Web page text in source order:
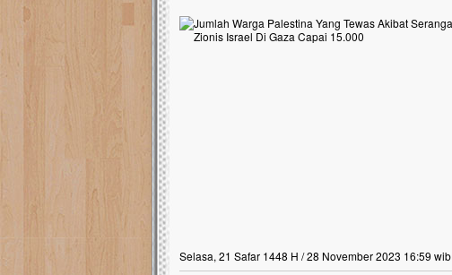
Selasa, 21 Safar 1448 H / 28 November 2023 16:59 wib